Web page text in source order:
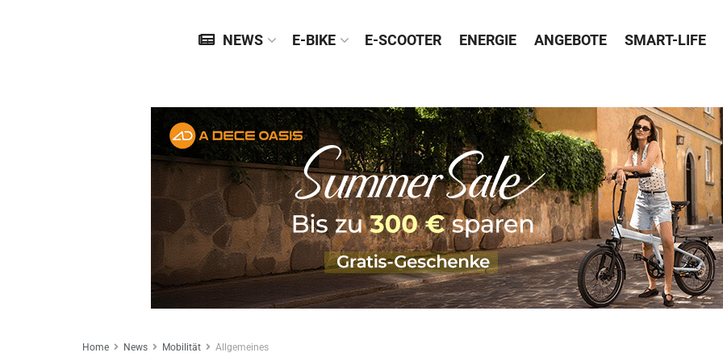
NEWS E-BIKE E-SCOOTER ENERGIE ANGEBOTE SMART-LIFE
Home News Mobilität Allgemeines